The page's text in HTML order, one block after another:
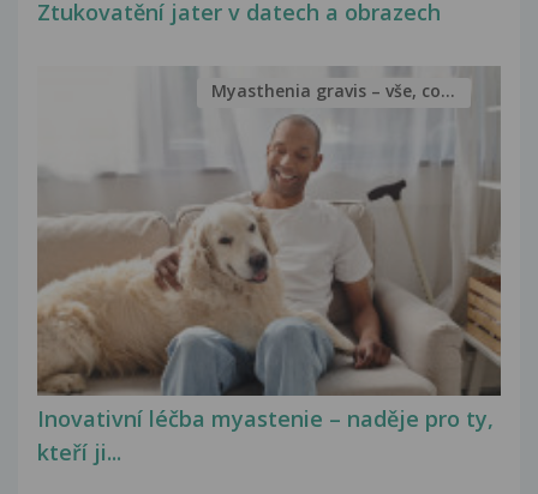
Ztukovatění jater v datech a obrazech
Inovativní léčba myastenie – naděje pro ty,
kteří ji...
Myasthenia gravis – vše, co...